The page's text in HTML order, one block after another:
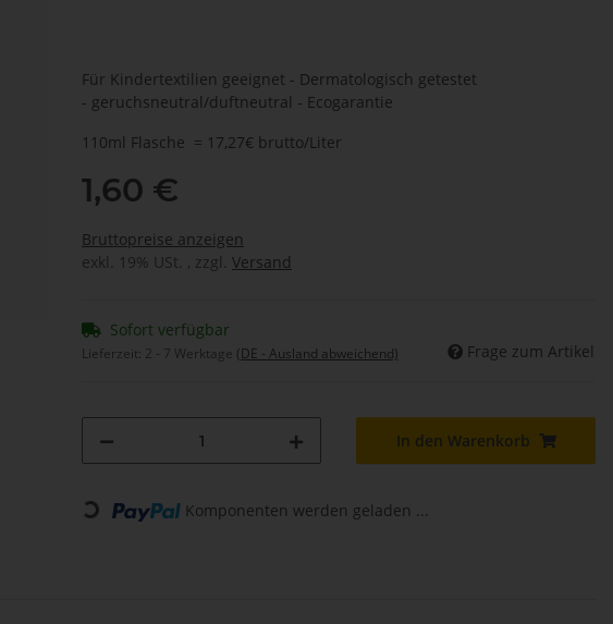
Für Kindertextilien geeignet - Dermatologisch getestet
- geruchsneutral/duftneutral - Ecogarantie
110ml Flasche = 17,27€ brutto/Liter
1,60 €
Bruttopreise anzeigen
exkl. 19% USt. , zzgl. Versand
Sofort verfügbar
Lieferzeit: 2 - 7 Werktage (DE - Ausland abweichend) Frage zum Artikel
In den Warenkorb
Loading... Komponenten werden geladen ...